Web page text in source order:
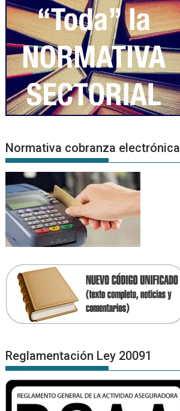
Normativa cobranza electrónica
Reglamentación Ley 20091